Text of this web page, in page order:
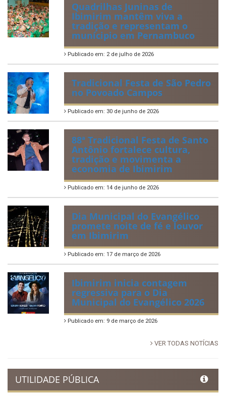
Quadrilhas Juninas de
Ibimirim mantêm viva a
tradição e representam o
munícipio em Pernambuco
Publicado em: 2 de julho de 2026
Tradicional Festa de São Pedro
no Povoado Campos
Publicado em: 30 de junho de 2026
88ª Tradicional Festa de Santo
Antônio fortalece cultura,
tradição e movimenta a
economia de Ibimirim
Publicado em: 14 de junho de 2026
Dia Municipal do Evangélico
promete noite de fé e louvor
em Ibimirim
Publicado em: 17 de março de 2026
Ibimirim inicia contagem
regressiva para o Dia
Municipal do Evangélico 2026
Publicado em: 9 de março de 2026
VER TODAS NOTÍCIAS
UTILIDADE PÚBLICA